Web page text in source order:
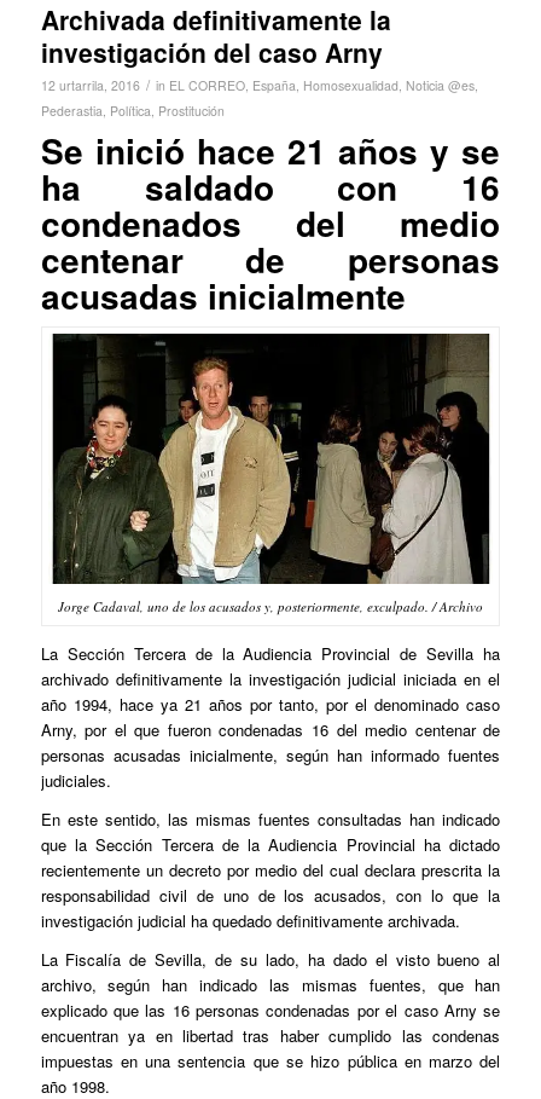
Archivada definitivamente la
investigación del caso Arny
12 urtarrila, 2016 / in EL CORREO, España, Homosexualidad, Noticia @es,
Pederastia, Política, Prostitución
Se inició hace 21 años y se
ha saldado con 16
condenados del medio
centenar de personas
acusadas inicialmente
Jorge Cadaval, uno de los acusados y, posteriormente, exculpado. / Archivo
La Sección Tercera de la Audiencia Provincial de Sevilla ha
archivado definitivamente la investigación judicial iniciada en el
año 1994, hace ya 21 años por tanto, por el denominado caso
Arny, por el que fueron condenadas 16 del medio centenar de
personas acusadas inicialmente, según han informado fuentes
judiciales.
En este sentido, las mismas fuentes consultadas han indicado
que la Sección Tercera de la Audiencia Provincial ha dictado
recientemente un decreto por medio del cual declara prescrita la
responsabilidad civil de uno de los acusados, con lo que la
investigación judicial ha quedado definitivamente archivada.
La Fiscalía de Sevilla, de su lado, ha dado el visto bueno al
archivo, según han indicado las mismas fuentes, que han
explicado que las 16 personas condenadas por el caso Arny se
encuentran ya en libertad tras haber cumplido las condenas
impuestas en una sentencia que se hizo pública en marzo del
año 1998.